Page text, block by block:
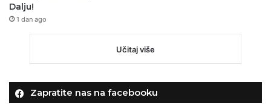
Dalju!
1 dan ago
Učitaj više
Zapratite nas na facebooku